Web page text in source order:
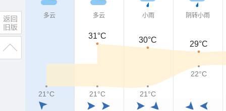
多云 多云 小雨 阴转小雨
31°C 30°C 29°C
21°C 21°C 21°C
22°C